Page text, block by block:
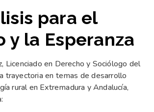
para el
y la Esperanza
Licenciado en Derecho y Sociólogo del
trayectoria en temas de desarrollo
rural en Extremadura y Andalucía,